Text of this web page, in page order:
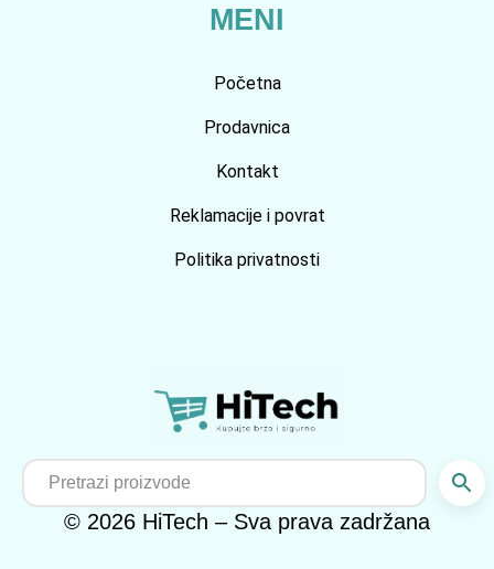
MENI
Početna
Prodavnica
Kontakt
Reklamacije i povrat
Politika privatnosti
© 2026 HiTech – Sva prava zadržana